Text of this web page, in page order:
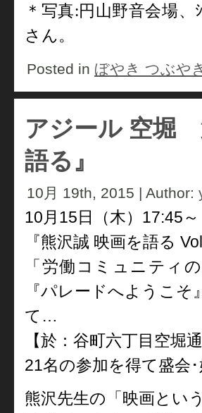
＊写真:円山野音会場、
さん。
Posted in ぼやき つぶ
アジール 空堀
語る』
10月 19th, 2015 | Author:
10月15日（木）17:45
『熊沢誠 映画を語る
「労働コミュニティ
『パレードへようこ
て…
【於：谷町六丁目空堀
21名の参加を得て盛会
熊沢先生の「映画とい